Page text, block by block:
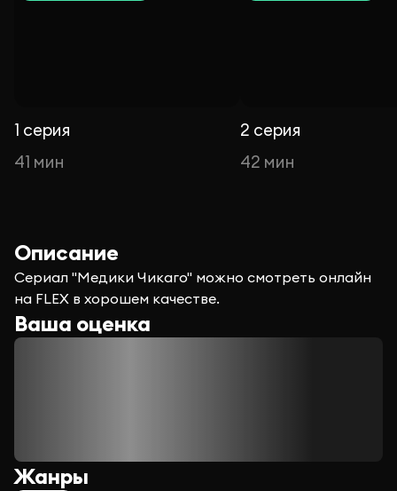
1 серия
41 мин
2 серия
42 мин
Описание
Сериал "Медики Чикаго" можно смотреть онлайн
на FLEX в хорошем качестве.
Ваша оценка
Жанры